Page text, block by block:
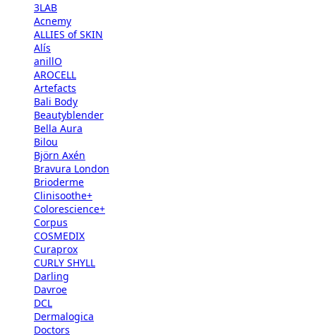
3LAB
Acnemy
ALLIES of SKIN
Alís
anillO
AROCELL
Artefacts
Bali Body
Beautyblender
Bella Aura
Bilou
Björn Axén
Bravura London
Brioderme
Clinisoothe+
Colorescience+
Corpus
COSMEDIX
Curaprox
CURLY SHYLL
Darling
Davroe
DCL
Dermalogica
Doctors